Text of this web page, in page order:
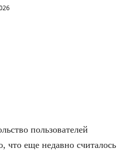
пользователей
что еще недавно считалось